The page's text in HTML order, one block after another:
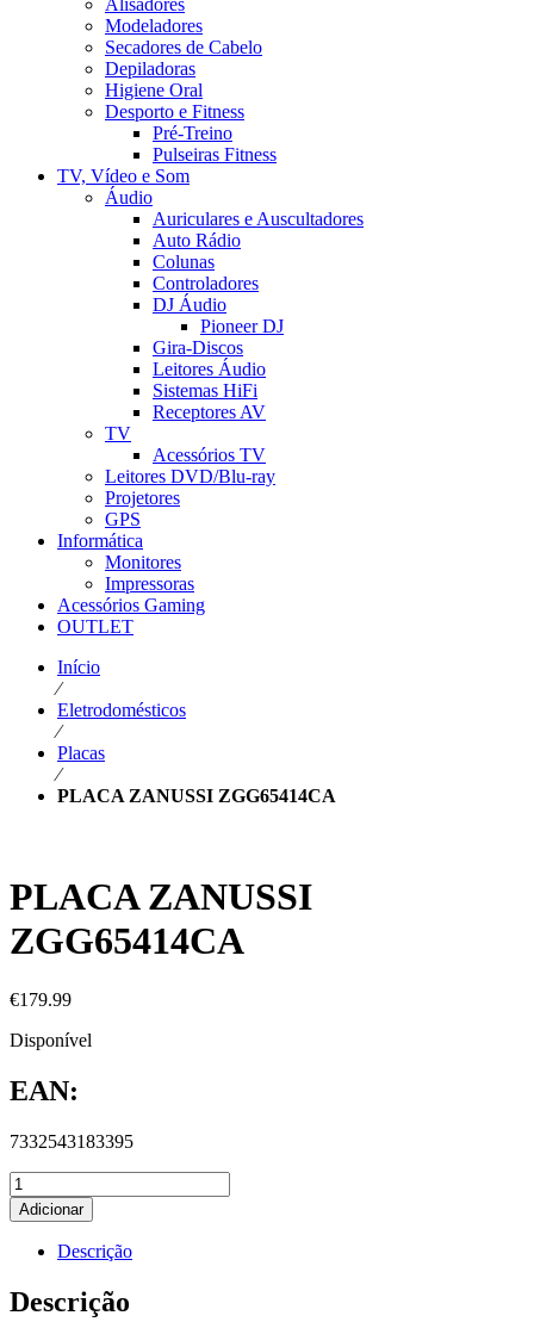
Alisadores
Modeladores
Secadores de Cabelo
Depiladoras
Higiene Oral
Desporto e Fitness
Pré-Treino
Pulseiras Fitness
TV, Vídeo e Som
Áudio
Auriculares e Auscultadores
Auto Rádio
Colunas
Controladores
DJ Áudio
Pioneer DJ
Gira-Discos
Leitores Áudio
Sistemas HiFi
Receptores AV
TV
Acessórios TV
Leitores DVD/Blu-ray
Projetores
GPS
Informática
Monitores
Impressoras
Acessórios Gaming
OUTLET
Início
⁄
Eletrodomésticos
⁄
Placas
⁄
PLACA ZANUSSI ZGG65414CA
PLACA ZANUSSI
ZGG65414CA
€179.99
Disponível
EAN:
7332543183395
Adicionar
Descrição
Descrição